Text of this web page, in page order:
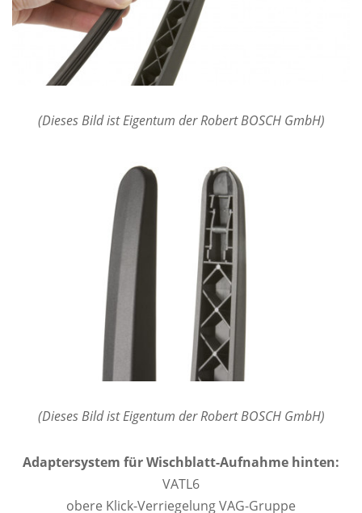
(Dieses Bild ist Eigentum der Robert BOSCH GmbH)
(Dieses Bild ist Eigentum der Robert BOSCH GmbH)
Adaptersystem für Wischblatt-Aufnahme hinten:
VATL6
obere Klick-Verriegelung VAG-Gruppe